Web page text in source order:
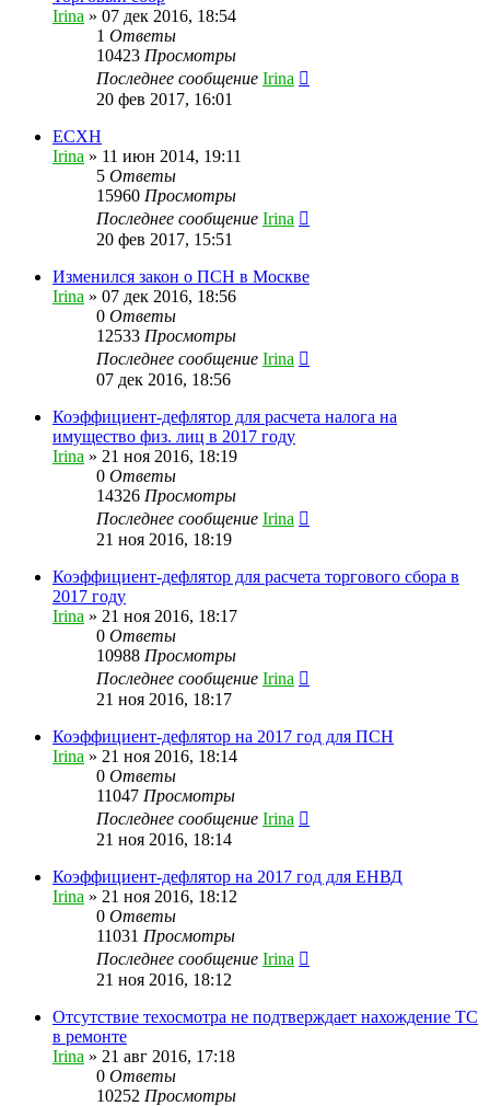
Irina » 07 дек 2016, 18:54
1 Ответы
10423 Просмотры
Последнее сообщение Irina
20 фев 2017, 16:01
ЕСХН
Irina » 11 июн 2014, 19:11
5 Ответы
15960 Просмотры
Последнее сообщение Irina
20 фев 2017, 15:51
Изменился закон о ПСН в Москве
Irina » 07 дек 2016, 18:56
0 Ответы
12533 Просмотры
Последнее сообщение Irina
07 дек 2016, 18:56
Коэффициент-дефлятор для расчета налога на
имущество физ. лиц в 2017 году
Irina » 21 ноя 2016, 18:19
0 Ответы
14326 Просмотры
Последнее сообщение Irina
21 ноя 2016, 18:19
Коэффициент-дефлятор для расчета торгового сбора в
2017 году
Irina » 21 ноя 2016, 18:17
0 Ответы
10988 Просмотры
Последнее сообщение Irina
21 ноя 2016, 18:17
Коэффициент-дефлятор на 2017 год для ПСН
Irina » 21 ноя 2016, 18:14
0 Ответы
11047 Просмотры
Последнее сообщение Irina
21 ноя 2016, 18:14
Коэффициент-дефлятор на 2017 год для ЕНВД
Irina » 21 ноя 2016, 18:12
0 Ответы
11031 Просмотры
Последнее сообщение Irina
21 ноя 2016, 18:12
Отсутствие техосмотра не подтверждает нахождение ТС
в ремонте
Irina » 21 авг 2016, 17:18
0 Ответы
10252 Просмотры